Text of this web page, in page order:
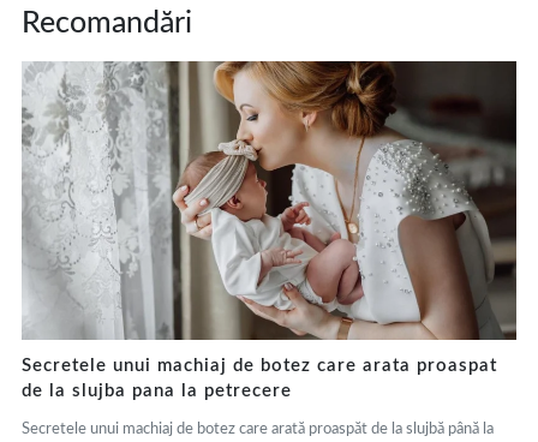
Recomandări
Secretele unui machiaj de botez care arata proaspat
de la slujba pana la petrecere
Secretele unui machiaj de botez care arată proaspăt de la slujbă până la